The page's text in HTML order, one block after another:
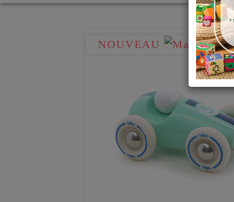
NOUVEAU